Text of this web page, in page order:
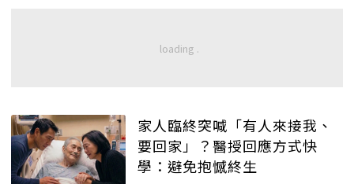
家人臨終突喊「有人來接我、
要回家」？醫授回應方式快
學：避免抱憾終生